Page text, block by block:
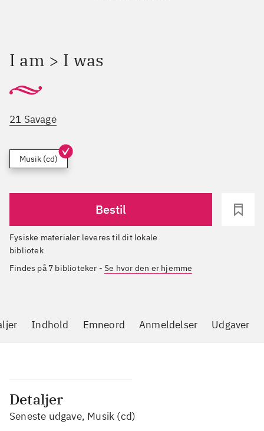
I am > I was
21 Savage
Musik (cd)
Bestil
Fysiske materialer leveres til dit lokale
bibliotek
Findes på 7 biblioteker -Se hvor den er hjemme
Indhold Emneord Anmeldelser Udgaver
Detaljer
Seneste udgave, Musik (cd)